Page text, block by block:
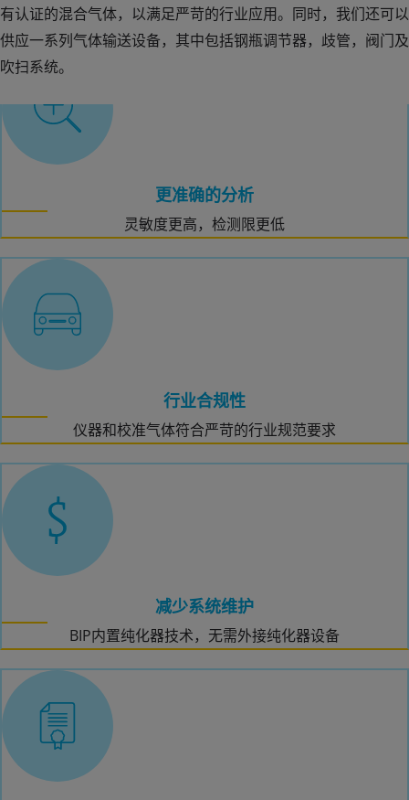
有认证的混合气体，以满足严苛的行业应用。同时，我们还可以
供应一系列气体输送设备，其中包括钢瓶调节器，歧管，阀门及
吹扫系统。
更准确的分析
灵敏度更高，检测限更低
行业合规性
仪器和校准气体符合严苛的行业规范要求
减少系统维护
BIP内置纯化器技术，无需外接纯化器设备